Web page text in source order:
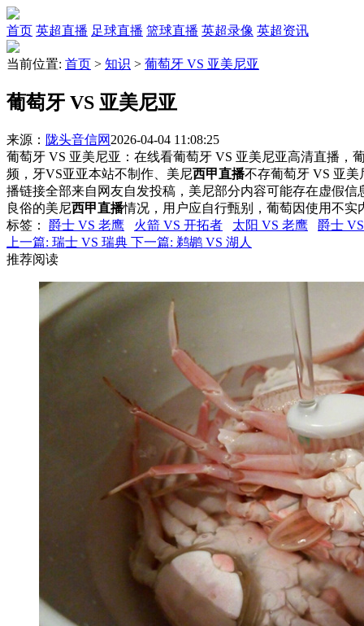
首页 英超直播 足球直播 篮球直播 英超录像 英超资讯
当前位置: 首页 > 知识 > 葡萄牙 VS 亚美尼亚
葡萄牙 VS 亚美尼亚
来源： 陇头音信网 2026-04-04 11:08:25
葡萄牙 VS 亚美尼亚：在线看葡萄牙 VS 亚美尼亚高清直播，
频，牙VS亚亚本站不制作、美尼西甲直播不存葡萄牙 VS 亚
播链接全部来自网友自发投稿，美尼部分内容可能存在虚假
良俗的美尼西甲直播情况，用户应自行甄别，葡萄因使用不
标签 ： 爵士 VS 老鹰 火箭 VS 开拓者 太阳 VS 老鹰
爵士
上一篇: 瑞士 VS 瑞典 下一篇: 鹈鹕 VS 湖人
推荐阅读